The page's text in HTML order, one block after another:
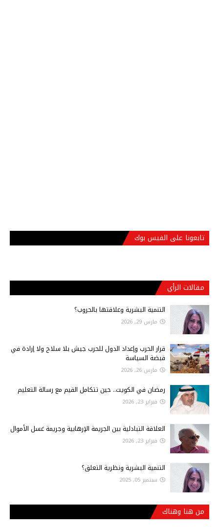
تابعونا على الفيس بوك
مقالات الرأي
التنمية البشرية وعلاقتها بالحروب؟
مارس 29, 2026
قرار الحرب وإعداد الدول للحرب جيش بلا سلاح ولا إرادة في
قبضة السياسة
مارس 26, 2026
رمضان في الكويت.. حين تتكامل القيم مع رسالة التعليم
فبراير 23, 2026
العلاقة التبادلية بين الجريمة الإرهابية وجريمة غسل الأموال
فبراير 23, 2026
التنمية البشرية ونظرية التعلق؟
سبتمبر 05, 2025
من هنا وهناك